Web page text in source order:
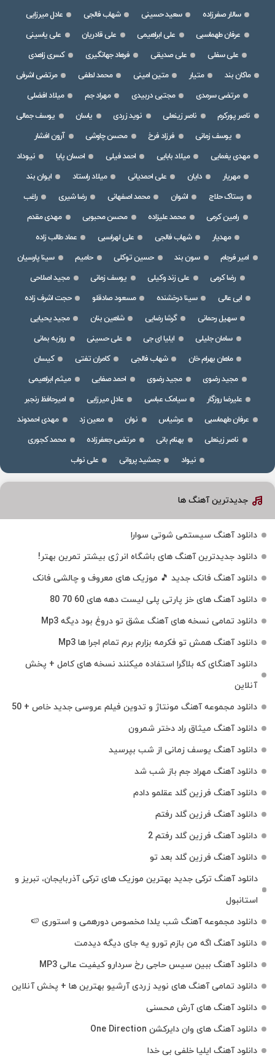
سالار صفرزاده
سعید حسینی شهاب فالجی
عادل میرزایی
عرفان طهماسبی
علی ابراهیمی علی قادریان
علی یاسینی
علی سفلی
علی صدیقی فرهاد جهانگیری
کسری زاهدی
ماکان بند
متیار متین امینی محمد لطفی
مرتضی اشرفی
مرتضی سرمدی
مجتبی دربیدی مهراد جم
میلاد افضلی
ناصر پورکرم
ناصر زینعلی نوید زردی یاسان
یوسف جمالی
یوسف زمانی
فرزاد فرخ محسن چاوشی
آرون افشار
مهدی یغمایی
میلاد بابایی احمد فیلی احسان پایا
نیوداد
مهریار
دایان علی احمدیانی میلاد راستاد
ایوان بند
رستاک حلاج
اشوان محمد اصفهانی رضا شیری
راغب
رامین کرمی
محمد علیزاده محسن محبوبی
مهدی مقدم
مهدیار
شهاب فالجی علی لهراسبی
عماد طالب زاده
امیر فرجام
سون بند حسین توکلی حامیم
سینا پارسیان
رضا کرمی
علی زند وکیلی یوسف زمانی
مجید اصلاحی
ابی عالی
سینا درخشنده مسعود صادقلو
حجت اشرف زاده
سهیل رحمانی
گرشا رضایی شاهین بنان
مجید یحیایی
سامان جلیلی
ایلیا ای جی علی حسینی
روزبه بمانی
ماهان بهرام خان
شهاب فالجی کامران تفتی
کیسان
مجید رضوی
مجید رضوی احمد صفایی
میثم ابراهیمی
علیرضا روزگار
سیامک عباسی عادل میرزایی
امیرحافظ رنجبر
عرفان طهماسبی
عرشیاس نوان معین زد
مهدی احمدوند
ناصر زینعلی
بهنام بانی مرتضی جعفرزاده
محمد کجوری
نیواد
جمشید پروانی علی نواب
جدیدترین آهنگ ها
دانلود آهنگ سیستمی شوتی سوارا
دانلود جدیدترین آهنگ‌ های باشگاه انرژی بیشتر تمرین بهتر!
دانلود آهنگ فانک جدید 🎵 موزیک‌ های معروف و چالشی فانک
دانلود آهنگ های خز پارتی پلی لیست دهه های 60 70 80
دانلود تمامی نسخه های آهنگ عشق تو دروغ بود دیگه Mp3
دانلود آهنگ همش تو فکرمه بزارم برم تمام اجرا ها Mp3
دانلود آهنگای که بلاگرا استفاده میکنند نسخه های کامل + پخش
آنلاین
دانلود مجموعه آهنگ مونتاژ و تدوین فیلم عروسی جدید خاص + 50
دانلود آهنگ میثاق راد دختر شمرون
دانلود آهنگ یوسف زمانی از شب بپرسید
دانلود آهنگ مهراد جم باز شب شد
دانلود آهنگ فرزین گلد عقلمو دادم
دانلود آهنگ فرزین گلد رفتم
دانلود آهنگ فرزین گلد رفتم 2
دانلود آهنگ فرزین گلد بعد تو
دانلود آهنگ ترکی جدید بهترین موزیک‌ های ترکی آذربایجان، تبریز و
استانبول
دانلود مجموعه آهنگ شب یلدا مخصوص دورهمی و استوری 🍉
دانلود آهنگ اگه من بازم تورو یه جای دیگه دیدمت
دانلود آهنگ ببین سیس حاجی رخ سردارو کیفیت عالی MP3
دانلود تمامی آهنگ های نوید زردی آرشیو بهترین ها + پخش آنلاین
دانلود آهنگ های آرش محسنی
دانلود آهنگ های وان دایرکشن One Direction
دانلود آهنگ ایلیا خلفی بی خدا